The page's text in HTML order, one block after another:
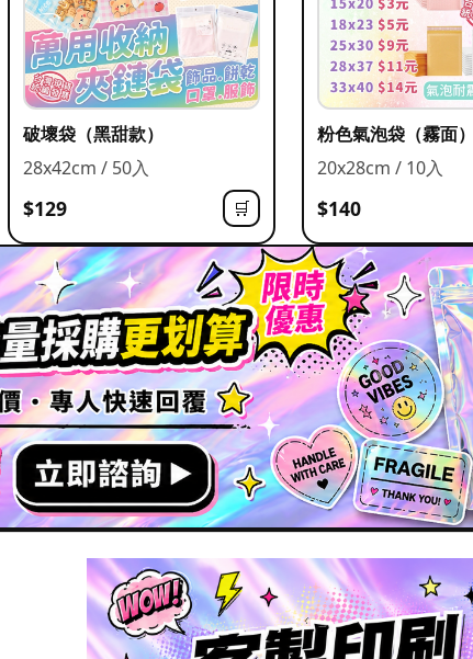
破壞袋（黑甜款）
28x42cm / 50入
$129 🛒
粉色氣泡袋（霧面）
20x28cm / 10入
$140